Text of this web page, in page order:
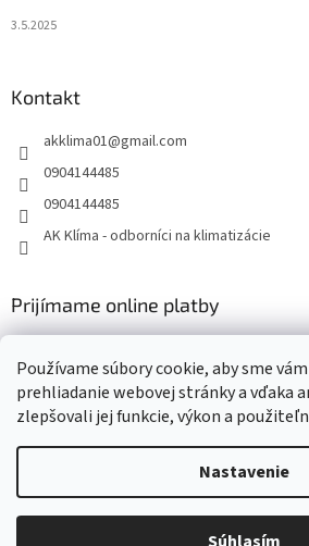
Používame súbory cookie, aby sme
prehliadanie webovej stránky a vďaka
zlepšovali jej funkcie, výkon a
Nastavenie
3.5.2025
Kontakt
akklima01@gmail.com
0904144485
0904144485
AK Klíma - odborníci na klimatizácie
Prijímame online platby
Copyright 2026AK Klima -